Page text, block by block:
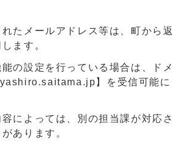
たメールアドレス等は、町から返
ます。
の設定を行っている場合は、ドメ
】を受信可能に
によっては、別の担当課が対応さ
あります。